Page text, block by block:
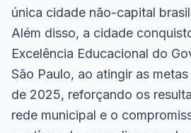
única cidade não-capital
Além disso, a cidade
Excelência Educacional do
São Paulo, ao atingir as
de 2025, reforçando os
rede municipal e o